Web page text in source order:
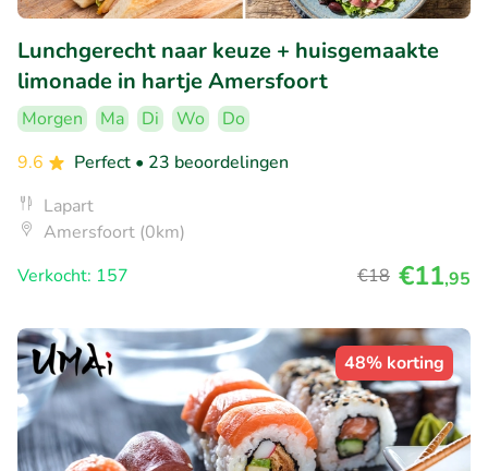
Lunchgerecht naar keuze + huisgemaakte
limonade in hartje Amersfoort
Morgen Ma Di Wo
Do
9.6
Perfect • 23 beoordelingen
Lapart
Amersfoort (0km)
Verkocht: 157
€18 €11,95
48% korting